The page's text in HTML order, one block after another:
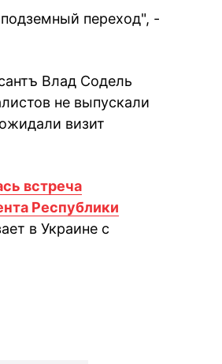
переход", -
Влад Содель
не выпускали
визит
встреча
Республики
в Украине с